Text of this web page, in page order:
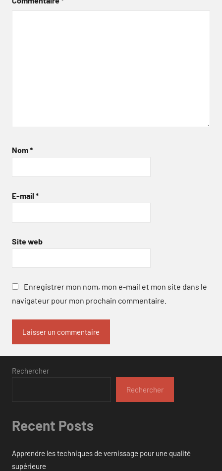
Nom*
E-mail *
Site web
Enregistrer mon nom, mon e-mail et mon site dans le
navigateur pour mon prochain commentaire.
Rechercher
Rechercher
Recent Posts
Apprendre les techniques de vernissage pour une qualité
supérieure